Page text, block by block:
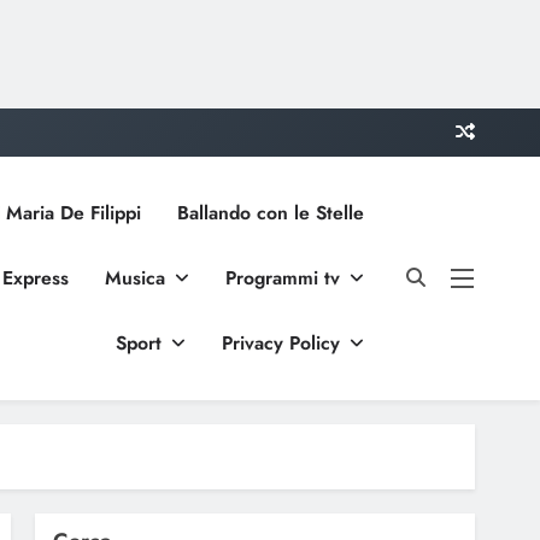
De Filippi Ballando con le Stelle
Musica Programmi tv
Sport Privacy Policy